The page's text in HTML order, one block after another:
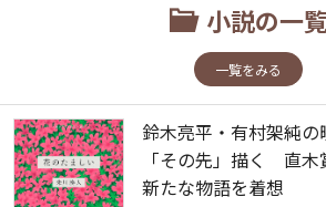
小説の一
一覧をみる
鈴木亮平・有村架純
「その先」描く 直
新たな物語を着想